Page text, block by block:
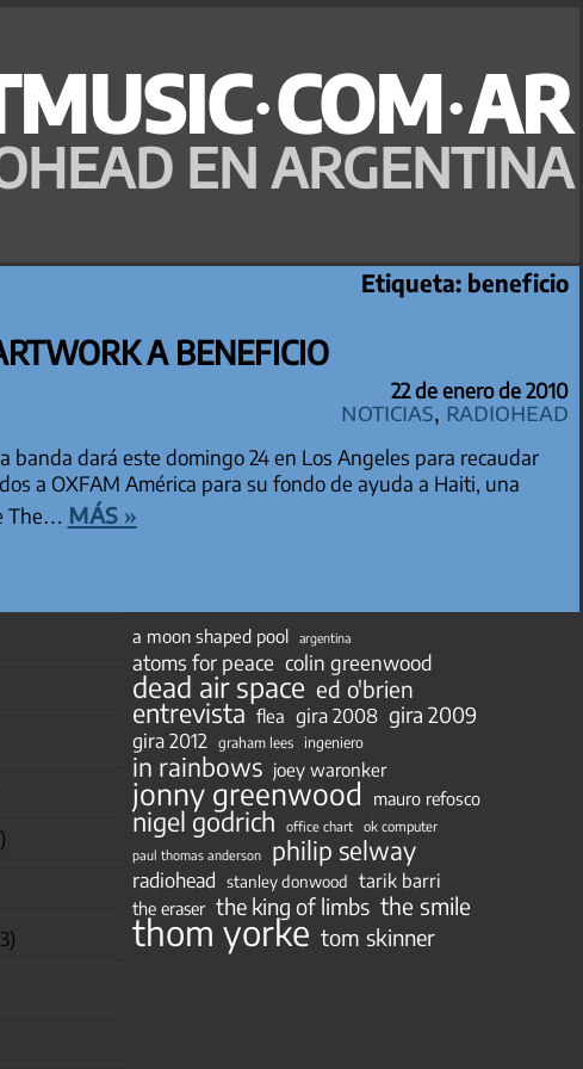
EN ARGENTINA
Etiqueta: beneficio
A BENEFICIO
22 de enero de 2010
Noticias, Radiohead
banda dará este domingo 24 en Los Angeles para recaudar
a OXFAM América para su fondo de ayuda a Haiti, una
The… más »
a moon shaped pool argentina
atoms for peace colin greenwood
dead air space ed o'brien
entrevista flea gira 2008 gira 2009
gira 2012 graham lees ingeniero
in rainbows joey waronker
jonny greenwood mauro refosco
nigel godrich office chart ok computer
paul thomas anderson philip selway
radiohead stanley donwood tarik barri
the eraser the king of limbs the smile
thom yorke tom skinner